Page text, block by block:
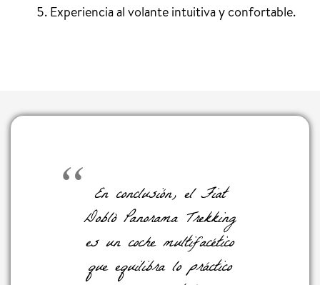
Experiencia al volante intuitiva y confortable.
En conclusión, el Fiat
Doblò Panorama Trekking
es un coche multifacético
que equilibra lo práctico